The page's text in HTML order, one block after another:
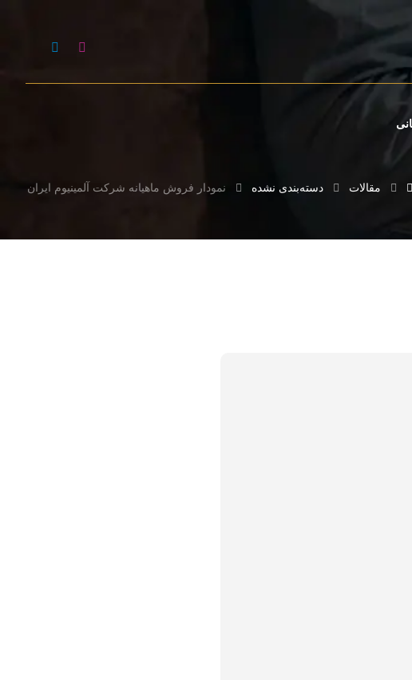
مقالات دسته‌بندی نشده نمودار فروش ماهیانه شرکت آلمینیوم ایران